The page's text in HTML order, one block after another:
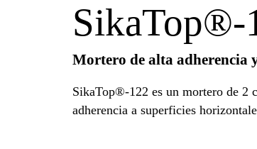
SikaTop®-
Mortero de alta adherencia
SikaTop®-122 es un mortero de 2
adherencia a superficies